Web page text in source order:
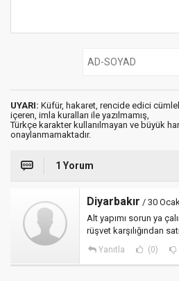
UYARI: Küfür, hakaret, rencide edici
içeren, imla kuralları ile yazılmamış,
Türkçe karakter kullanılmayan ve büyük
onaylanmamaktadır.
1 Yorum
Diyarbakır / 30
Alt yapımı sorun ya
rüşvet karşılığından
Yanıtla (0)